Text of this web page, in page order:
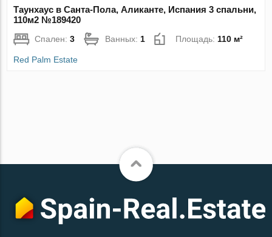
Таунхаус в Санта-Пола, Аликанте, Испания 3 спальни,
110м2 №189420
Спален:3 Ванных: 1 Площадь: 110 м²
Red Palm Estate